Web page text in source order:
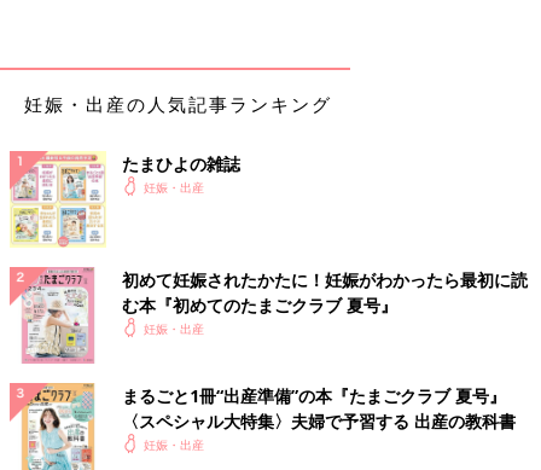
性能な機種に買い換えました」
「リビングにはありますが、寝室用に購入しました」
第２位 加湿器 21.5％
妊娠・出産の人気記事ランキング
たまひよの雑誌
妊娠・出産
初めて妊娠されたかたに！妊娠がわかったら最初に読
む本『初めてのたまごクラブ 夏号』
妊娠・出産
まるごと1冊“出産準備”の本『たまごクラブ 夏号』
〈スペシャル大特集〉夫婦で予習する 出産の教科書
妊娠・出産